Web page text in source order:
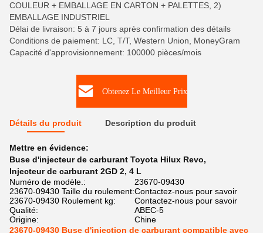
COULEUR + EMBALLAGE EN CARTON + PALETTES, 2)
EMBALLAGE INDUSTRIEL
Délai de livraison: 5 à 7 jours après confirmation des détails
Conditions de paiement: LC, T/T, Western Union, MoneyGram
Capacité d'approvisionnement: 100000 pièces/mois
Obtenez Le Meilleur Prix
Détails du produit Description du produit
Mettre en évidence:
Buse d'injecteur de carburant Toyota Hilux Revo,
Injecteur de carburant 2GD 2, 4 L
Numéro de modèle.:
23670-09430
23670-09430 Taille du roulement:Contactez-nous pour savoir
23670-09430 Roulement kg:
Contactez-nous pour savoir
Qualité:
ABEC-5
Origine:
Chine
23670-09430 Buse d'injection de carburant compatible avec